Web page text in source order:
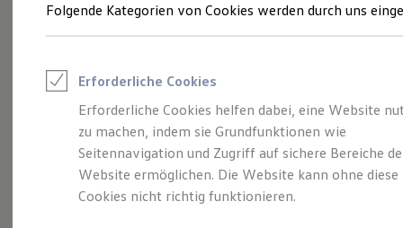
Junge Gebrauchtwagen und Gebrauchtwagen
Saisonangebote
Leasing
Leasing-Angebote
Gebrauchtwagen Leasing
Junge Gebrauchtwagen-Leasing
Elektroauto Leasing
Kleinwagen-Leasing
Leasing ohne Anzahlung
Mehr Raum für alle(s).
Der Tayron.
Folgende Kategorien von Cookies werden durch uns
Erforderliche Cookies
Erforderliche Cookies helfen dabei, eine Website
zu machen, indem sie Grundfunktionen wie
Seitennavigation und Zugriff auf sichere Bereiche
Website ermöglichen. Die Website kann ohne diese
Cookies nicht richtig funktionieren.